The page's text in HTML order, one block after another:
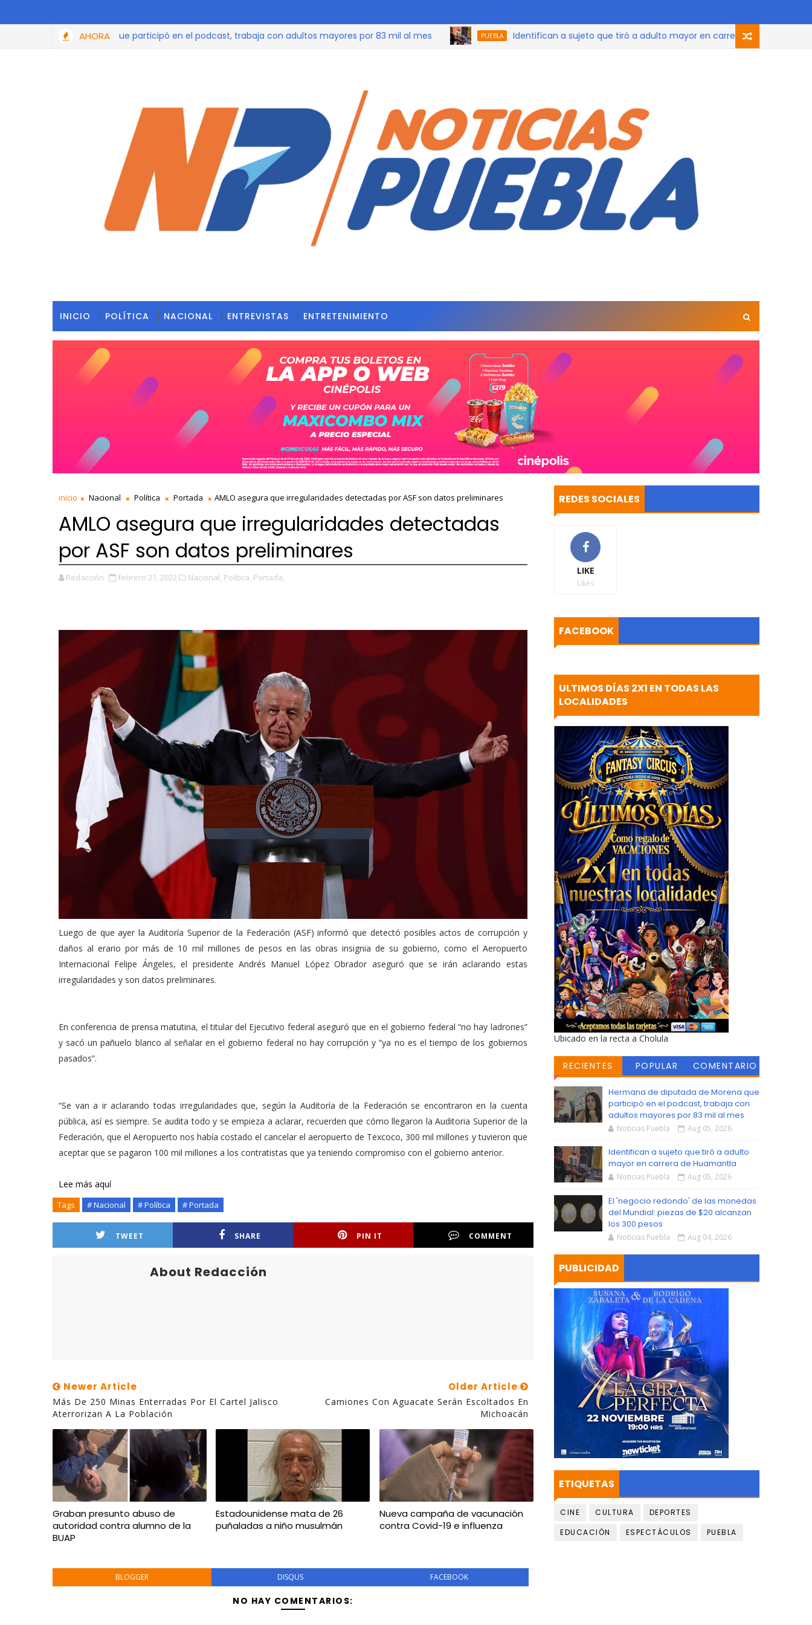
AHORA
de Morena que participó en el podcast, trabaja con adultos mayores por 83 mil al mes PUEBLA Identifican a sujeto que tiró a adulto mayor en carrera de Huamantla
INICIO POLÍTICA NACIONAL ENTREVISTAS ENTRETENIMIENTO
inicio Nacional Política Portada AMLO asegura que irregularidades detectadas por ASF son datos preliminares
AMLO asegura que irregularidades detectadas
por ASF son datos preliminares
Redacción febrero 21, 2022 Nacional, Política, Portada,
Luego de que ayer la Auditoría Superior de la Federación (ASF) informó que detectó posibles actos de corrupción y
daños al erario por más de 10 mil millones de pesos en las obras insignia de su gobierno, como el Aeropuerto
Internacional Felipe Ángeles, el presidente Andrés Manuel López Obrador aseguró que se irán aclarando estas
irregularidades y son datos preliminares.
En conferencia de prensa matutina, el titular del Ejecutivo federal aseguró que en el gobierno federal “no hay ladrones”
y sacó un pañuelo blanco al señalar en el gobierno federal no hay corrupción y “ya no es el tiempo de los gobiernos
pasados”.
“Se van a ir aclarando todas irregularidades que, según la Auditoría de la Federación se encontraron en la cuenta
pública, así es siempre. Se audita todo y se empieza a aclarar, recuerden que cómo llegaron la Auditoria Superior de la
Federación, que el Aeropuerto nos había costado el cancelar el aeropuerto de Texcoco, 300 mil millones y tuvieron que
aceptar que se pagaron 100 mil millones a los contratistas que ya teniendo compromiso con el gobierno anterior.
Lee más aquí
Tags # Nacional # Política # Portada
TWEET SHARE PIN IT COMMENT
About Redacción
Newer Article
Más De 250 Minas Enterradas Por El Cartel Jalisco
Aterrorizan A La Población
Older Article
Camiones Con Aguacate Serán Escoltados En
Michoacán
Graban presunto abuso de
autoridad contra alumno de la
BUAP
Estadounidense mata de 26
puñaladas a niño musulmán
Nueva campaña de vacunación
contra Covid-19 e influenza
BLOGGER DISQUS FACEBOOK
NO HAY COMENTARIOS:
REDES SOCIALES
LIKE
Likes
FACEBOOK
ULTIMOS DÍAS 2X1 EN TODAS LAS
LOCALIDADES
Ubicado en la recta a Cholula
RECIENTES POPULAR
COMENTARIO
Hermana de diputada de Morena que
participó en el podcast, trabaja con
adultos mayores por 83 mil al mes
Noticias Puebla Aug 05, 2026
Identifican a sujeto que tiró a adulto
mayor en carrera de Huamantla
Noticias Puebla Aug 05, 2026
El 'negocio redondo' de las monedas
del Mundial: piezas de $20 alcanzan
los 300 pesos
Noticias Puebla Aug 04, 2026
PUBLICIDAD
ETIQUETAS
CINE CULTURA
DEPORTES
EDUCACIÓN
ESPECTÁCULOS PUEBLA